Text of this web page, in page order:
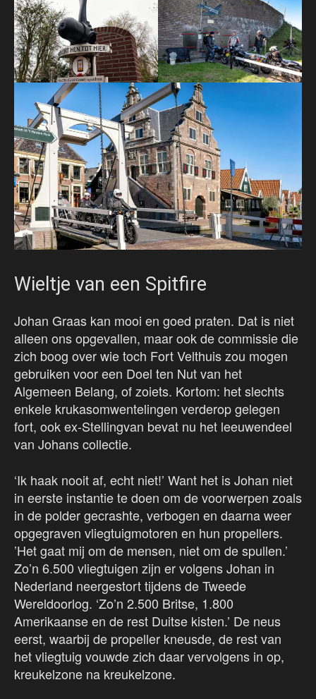
Wieltje van een Spitfire
Johan Graas kan mooi en goed praten. Dat is niet
alleen ons opgevallen, maar ook de commissie die
zich boog over wie toch Fort Velthuis zou mogen
gebruiken voor een Doel ten Nut van het
Algemeen Belang, of zoiets. Kortom: het slechts
enkele krukasomwentelingen verderop gelegen
fort, ook ex-Stellingvan bevat nu het leeuwendeel
van Johans collectie.
‘Ik haak nooit af, echt niet!’ Want het is Johan niet
in eerste instantie te doen om de voorwerpen zoals
in de polder gecrashte, verbogen en daarna weer
opgegraven vliegtuigmotoren en hun propellers.
’Het gaat mij om de mensen, niet om de spullen.’
Zo’n 6.500 vliegtuigen zijn er volgens Johan in
Nederland neergestort tijdens de Tweede
Wereldoorlog. ‘Zo’n 2.500 Britse, 1.800
Amerikaanse en de rest Duitse kisten.’ De neus
eerst, waarbij de propeller kneusde, de rest van
het vliegtuig vouwde zich daar vervolgens in op,
kreukelzone na kreukelzone.